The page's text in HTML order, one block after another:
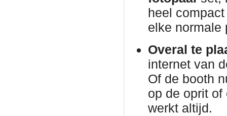
heel
elke normale
Overal te
internet van
Of de booth
op de oprit
werkt altijd.